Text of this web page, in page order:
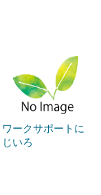
ワークサポートに
じいろ